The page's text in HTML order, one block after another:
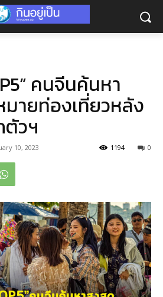
คนจีนค้นหา
ายท่องเที่ยวหลัง
วฯ
10, 2023 0
1194